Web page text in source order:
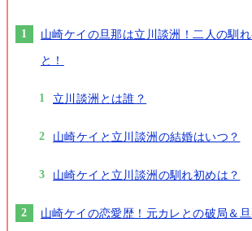
山崎ケイの旦那は立川談洲！二人の馴
と！
立川談洲とは誰？
山崎ケイと立川談洲の結婚はいつ？
山崎ケイと立川談洲の馴れ初めは？
山崎ケイの恋愛歴！元カレとの破局＆